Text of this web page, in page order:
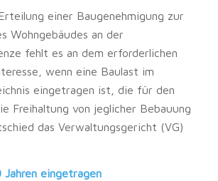
einer Baugenehmigung zur
Wohngebäudes an der
fehlt es an dem erforderlichen
wenn eine Baulast im
eingetragen ist, die für den
Freihaltung von jeglicher Bebauung
das Verwaltungsgericht (VG)
eingetragen